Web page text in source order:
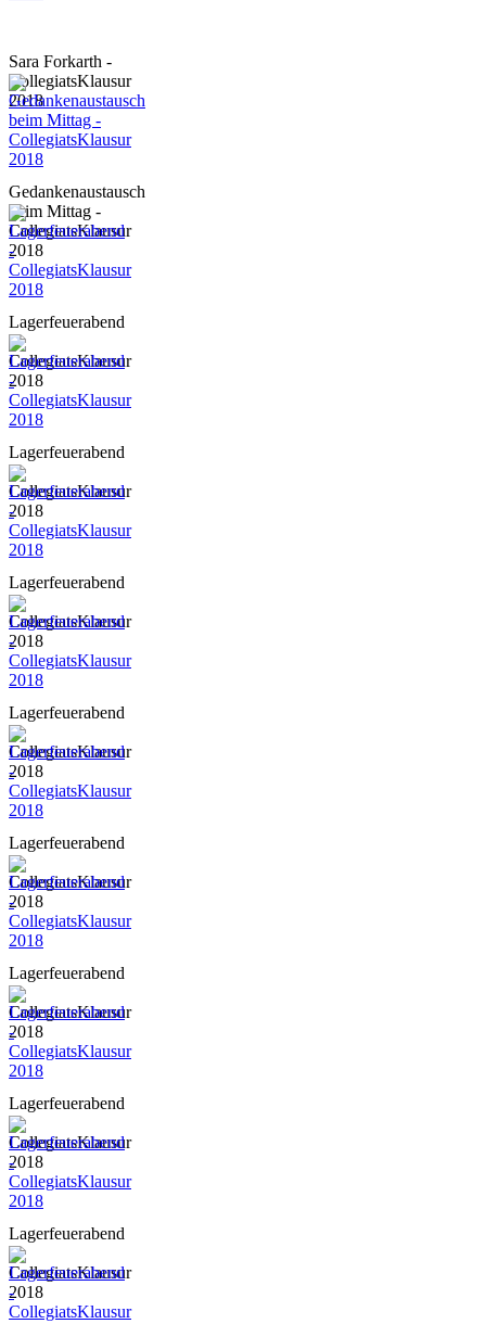
Sara Forkarth -
CollegiatsKlausur
2018
Gedankenaustausch
beim Mittag -
CollegiatsKlausur
2018
Lagerfeuerabend
-
CollegiatsKlausur
2018
Lagerfeuerabend
-
CollegiatsKlausur
2018
Lagerfeuerabend
-
CollegiatsKlausur
2018
Lagerfeuerabend
-
CollegiatsKlausur
2018
Lagerfeuerabend
-
CollegiatsKlausur
2018
Lagerfeuerabend
-
CollegiatsKlausur
2018
Lagerfeuerabend
-
CollegiatsKlausur
2018
Lagerfeuerabend
-
CollegiatsKlausur
2018